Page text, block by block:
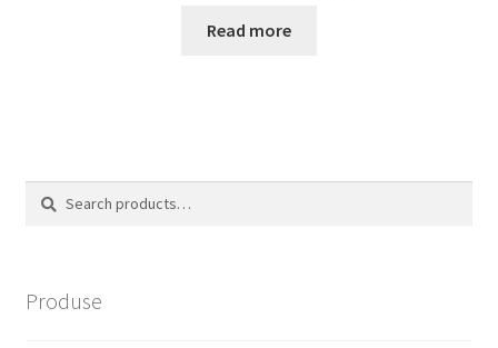
Read more
Search
Search
Produse